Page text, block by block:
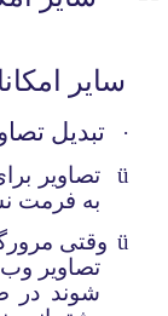
سایر
· تبدیل
ü
تصاویر
به فرمت
ü وقتی
تصاویر
شوند در